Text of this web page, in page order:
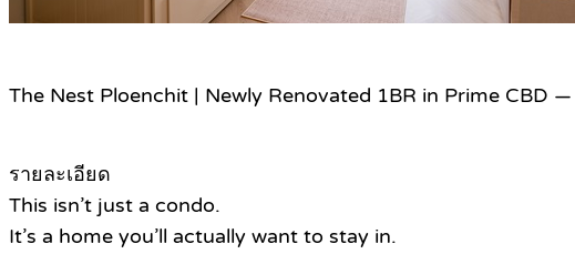
The Nest Ploenchit | Newly Renovated 1BR in Prime CBD
รายละเอียด
This isn’t just a condo.
It’s a home you’ll actually want to stay in.